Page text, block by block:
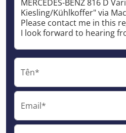
Tên*
Email*